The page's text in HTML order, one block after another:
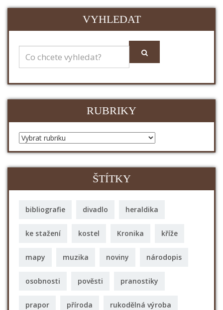
VYHLEDAT
RUBRIKY
ŠTÍTKY
bibliografie divadlo heraldika
ke stažení kostel Kronika kříže
mapy muzika noviny národopis
osobnosti pověsti pranostiky
prapor příroda rukodělná výroba